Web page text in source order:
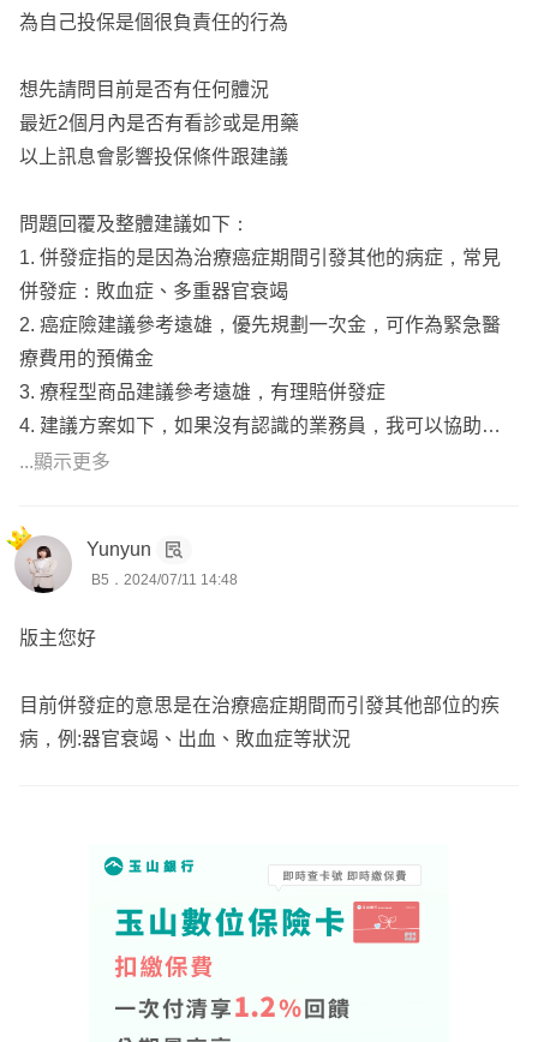
商品選擇正確，未來遇到爭議的機會肯定大大降低
以上建議供您參考
有需要協助的話可以來訊討論
✨關於我
我在111年通過人身/財產保險經紀人國家考試，並與金管會
申請執業，並非保險經紀人公司的業務員
全台灣有近40萬名保險業務員，但截至目前為止取得保險
經紀人雙照的人不到2500人
國考合格資格取得不易，但也就是如此，對保戶來說等於有
個更客觀選擇的方向，這邊就有個經過國家認可的專業人士
況客戶完成保險規劃
人電子名片⬆️⬆️
⭕️曾協助多位保戶處理理賠、契約爭議，爭取理賠金，保
障客戶應有的權益
意外撞斷牙齒被保險公司限額理賠爭議、意外受傷輔具拒賠
為自己投保是個很負責任的行為
想先請問目前是否有任何體況
最近2個月內是否有看診或是用藥
以上訊息會影響投保條件跟建議
問題回覆及整體建議如下：
1. 併發症指的是因為治療癌症期間引發其他的病症，常見
併發症：敗血症、多重器官衰竭
2. 癌症險建議參考遠雄，優先規劃一次金，可作為緊急醫
療費用的預備金
3. 療程型商品建議參考遠雄，有理賠併發症
4. 建議方案如下，如果沒有認識的業務員，我可以協助出
單，後續服務都可以交給我
成人建議主要規劃方向及順序：
醫療實支實付、重大傷病險、癌症險(一次金)、意外險、失
能險(一次金+月扶金)、壽險
-----------------------------------------------------------------------------------
綜上所述
初步搭配方案給你參考：
https://finfo.tw/assortments/bbdd5
FI5：最低保額10萬出單。
款限制、門診雜費不理賠。
CJ2：一次金(5%、20%、100%)，可作為長期治療時的緊
急預備金，首年理賠保費2倍。
...顯示更多
Yunyun
B5．2024/07/11 14:48
版主您好
目前併發症的意思是在治療癌症期間而引發其他部位的疾
病，例:器官衰竭、出血、敗血症等狀況